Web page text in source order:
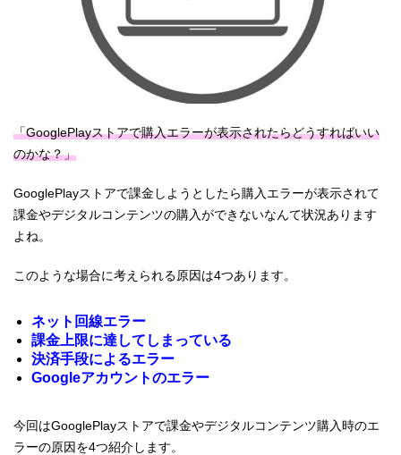
「GooglePlayストアで購入エラーが表示されたらどうすればいい
のかな？」
GooglePlayストアで課金しようとしたら購入エラーが表示されて
課金やデジタルコンテンツの購入ができないなんて状況あります
よね。
このような場合に考えられる原因は4つあります。
ネット回線エラー
課金上限に達してしまっている
決済手段によるエラー
Googleアカウントのエラー
今回はGooglePlayストアで課金やデジタルコンテンツ購入時のエ
ラーの原因を4つ紹介します。